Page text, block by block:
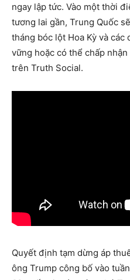
ngay lập tức. Vào một thời
tương lai gần, Trung Quốc
tháng bóc lột Hoa Kỳ và
vững hoặc có thể chấp
trên Truth Social.
Quyết định tạm dừng áp
ông Trump công bố vào